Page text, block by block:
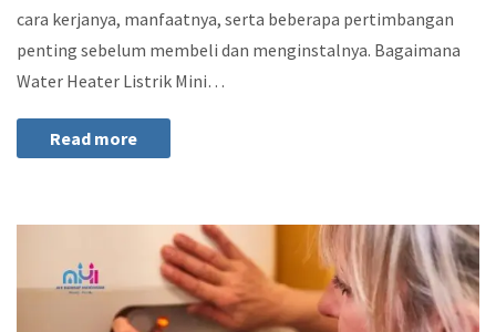
cara kerjanya, manfaatnya, serta beberapa pertimbangan
penting sebelum membeli dan menginstalnya. Bagaimana
Water Heater Listrik Mini…
Read more